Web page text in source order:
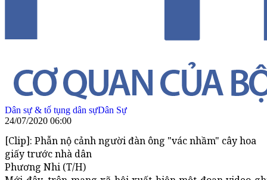
Dân sự & tố tụng dân sựDân Sự
24/07/2020 06:00
[Clip]: Phẫn nộ cảnh người đàn ông "vác nhầm" cây hoa
giấy trước nhà dân
Phương Nhi (T/H)